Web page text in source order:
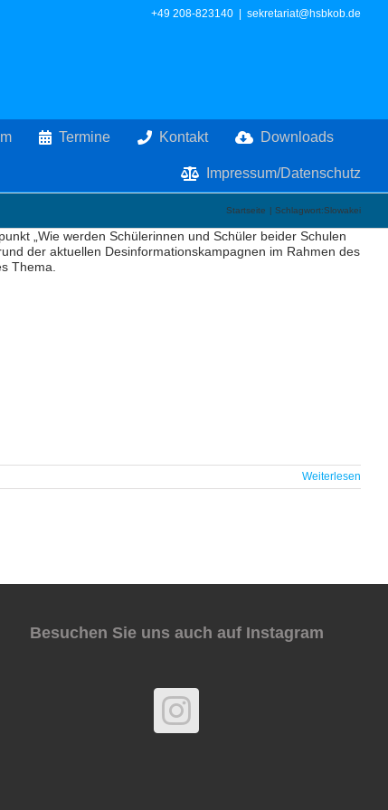
+49 208-823140 sekretariat@hsbkob.de
Termine Kontakt Downloads
Impressum/Datenschutz
Startseite Schlagwort:Slowakei
„Wie werden Schülerinnen und Schüler beider Schulen
der aktuellen Desinformationskampagnen im Rahmen des
Thema.
Weiterlesen
Besuchen Sie uns auch auf Instagram